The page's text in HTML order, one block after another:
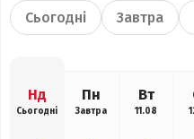
Сьогодні Завтра
Нд
Сьогодні
Пн
Завтра
Вт
11.08